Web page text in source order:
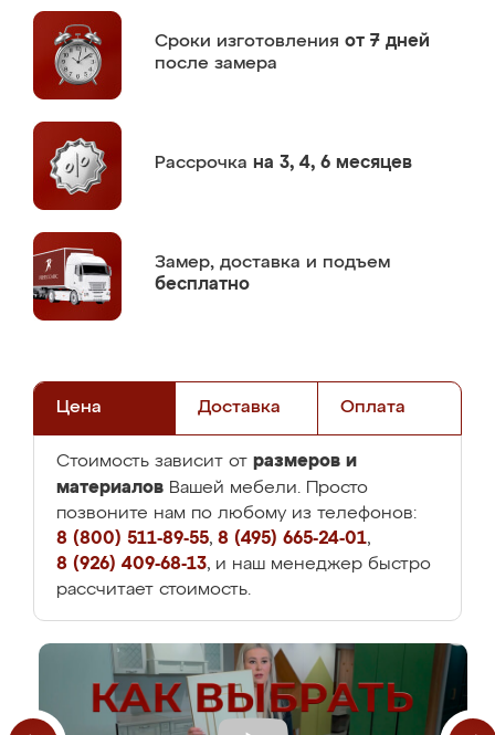
Сроки изготовления от 7 дней
после замера
Рассрочка на 3, 4, 6 месяцев
Замер, доставка и подъем
бесплатно
Цена Доставка Оплата
Стоимость зависит от размеров и
материалов Вашей мебели. Просто
позвоните нам по любому из телефонов:
8 (800) 511-89-55, 8 (495) 665-24-01,
8 (926) 409-68-13, и наш менеджер быстро
рассчитает стоимость.